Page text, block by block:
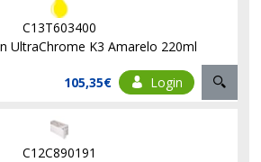
C13T603400
UltraChrome K3 Amarelo 220ml
105,35€ Login
C12C890191